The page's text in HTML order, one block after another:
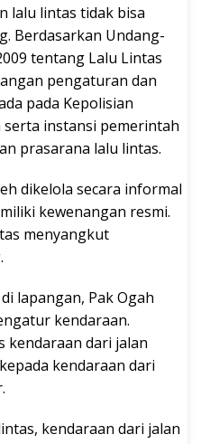
lalu lintas tidak bisa
Berdasarkan Undang-
tentang Lalu Lintas
pengaturan dan
pada Kepolisian
instansi pemerintah
prasarana lalu lintas.
dikelola secara informal
kewenangan resmi.
menyangkut
lapangan, Pak Ogah
kendaraan.
kendaraan dari jalan
kendaraan dari
kendaraan dari jalan